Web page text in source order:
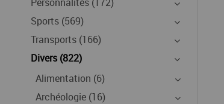
Sports (569)
Transports (166)
Divers (822)
Alimentation (6)
Archéologie (16)